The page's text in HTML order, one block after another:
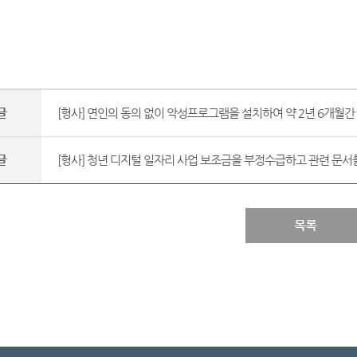
[형사] 연인의 동의 없이 악성프로그램을 설치하여 약 2년 6개월간
[형사] 청년 디지털 일자리 사업 보조금을 부정수급하고 관련 문서
목록